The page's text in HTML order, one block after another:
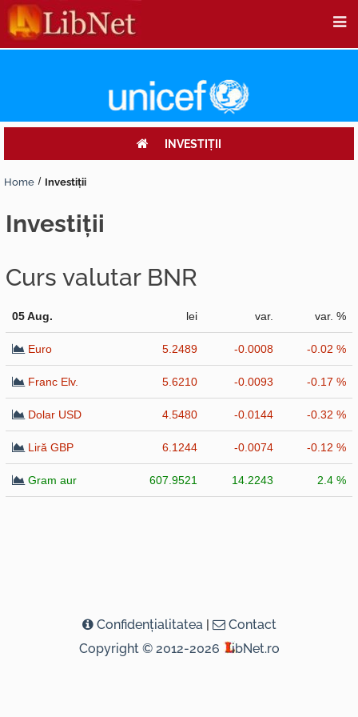
INVESTIŢII
Home Investiţii
investiţii
Curs valutar BNR
05 Aug. lei var. var. %
Euro 5.2489 -0.0008 -0.02 %
Franc Elv. 5.6210 -0.0093 -0.17 %
Dolar USD 4.5480 -0.0144 -0.32 %
Liră GBP 6.1244 -0.0074 -0.12 %
Gram aur 607.9521 14.2243 2.4 %
Confidenţialitatea |
Contact
Copyright © 2012-2026
ibNet.ro